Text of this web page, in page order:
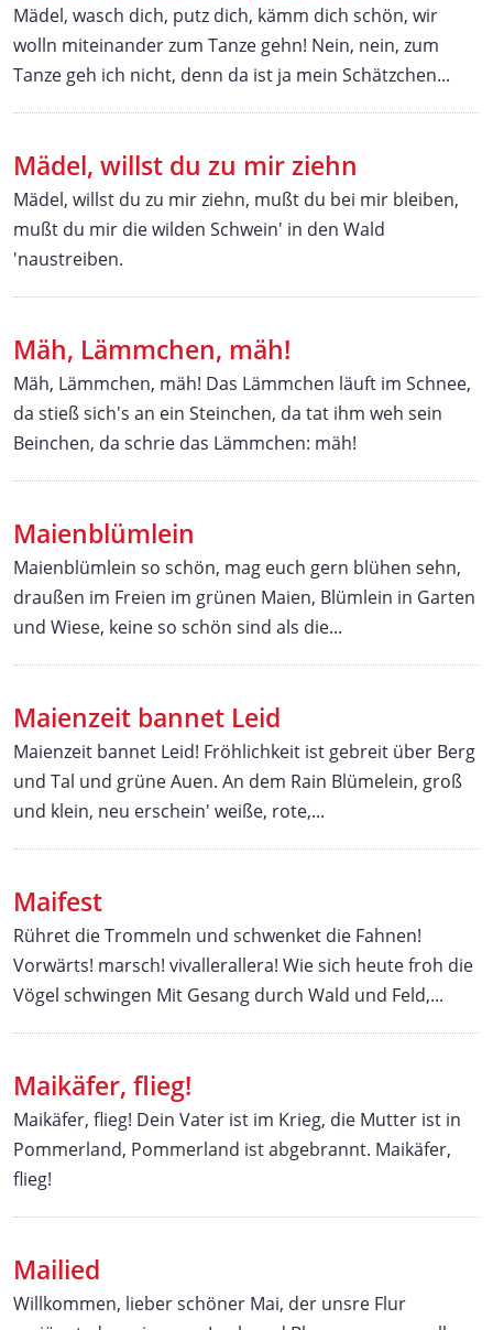
Mädel, wasch dich, putz dich, kämm dich schön, wir
wolln miteinander zum Tanze gehn! Nein, nein, zum
Tanze geh ich nicht, denn da ist ja mein Schätzchen...
Mädel, willst du zu mir ziehn
Mädel, willst du zu mir ziehn, mußt du bei mir bleiben,
mußt du mir die wilden Schwein' in den Wald
'naustreiben.
Mäh, Lämmchen, mäh!
Mäh, Lämmchen, mäh! Das Lämmchen läuft im Schnee,
da stieß sich's an ein Steinchen, da tat ihm weh sein
Beinchen, da schrie das Lämmchen: mäh!
Maienblümlein
Maienblümlein so schön, mag euch gern blühen sehn,
draußen im Freien im grünen Maien, Blümlein in Garten
und Wiese, keine so schön sind als die...
Maienzeit bannet Leid
Maienzeit bannet Leid! Fröhlichkeit ist gebreit über Berg
und Tal und grüne Auen. An dem Rain Blümelein, groß
und klein, neu erschein' weiße, rote,...
Maifest
Rühret die Trommeln und schwenket die Fahnen!
Vorwärts! marsch! vivallerallera! Wie sich heute froh die
Vögel schwingen Mit Gesang durch Wald und Feld,...
Maikäfer, flieg!
Maikäfer, flieg! Dein Vater ist im Krieg, die Mutter ist in
Pommerland, Pommerland ist abgebrannt. Maikäfer,
flieg!
Mailied
Willkommen, lieber schöner Mai, der unsre Flur